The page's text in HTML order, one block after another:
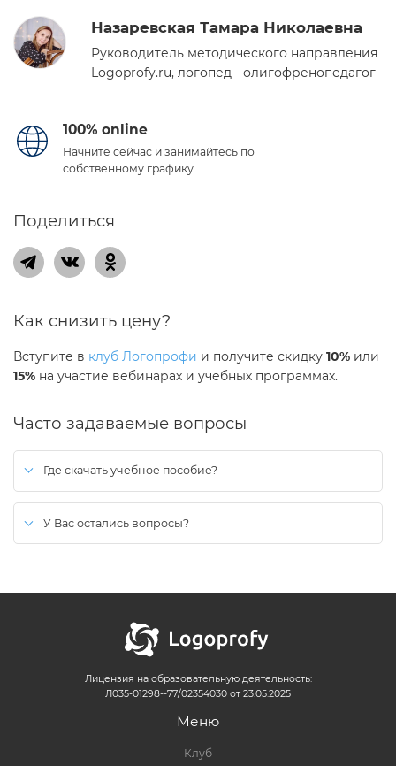
Назаревская Тамара Николаевна
Руководитель методического направления
Logoprofy.ru, логопед - олигофренопедагог
100% online
Начните сейчас и занимайтесь по
собственному графику
Поделиться
Как снизить цену?
Вступите в клуб Логопрофи и получите скидку 10% или
15% на участие вебинарах и учебных программах.
Часто задаваемые вопросы
Где скачать учебное пособие?
У Вас остались вопросы?
Лицензия на образовательную деятельность:
Л035-01298--77/02354030 от 23.05.2025
Меню
Клуб